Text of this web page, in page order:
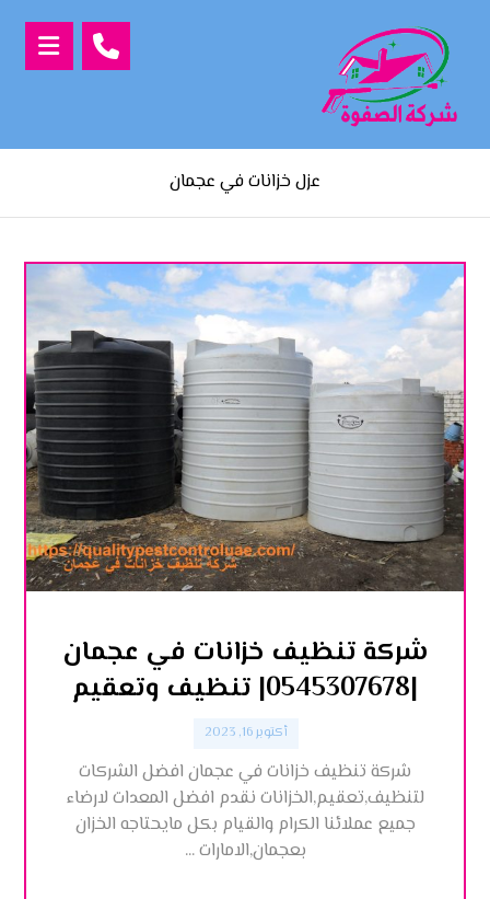
عزل خزانات في عجمان
شركة تنظيف خزانات في عجمان
|0545307678| تنظيف وتعقيم
أكتوبر 16, 2023
شركة تنظيف خزانات في عجمان افضل الشركات
لتنظيف,تعقيم,الخزانات نقدم افضل المعدات لارضاء
جميع عملائنا الكرام والقيام بكل مايحتاجه الخزان
بعجمان,الامارات ...